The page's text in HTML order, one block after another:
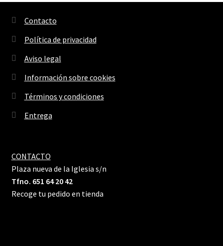
Contacto
Política de privacidad
Aviso legal
Información sobre cookies
Términos y condiciones
Entrega
CONTACTO
Plaza nueva de la Iglesia s/n
Tfno. 651 64 20 42
Recoge tu pedido en tienda